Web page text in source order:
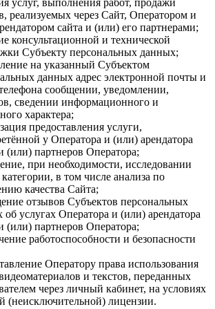
реализуемых через Сайт, Оператором и
сайта и (или) его партнерами;
консультационной и технической
Субъекту персональных данных;
на указанный Субъектом
данных адрес электронной почты и
сообщении, уведомлении,
сведении информационного и
характера;
предоставления услуги,
у Оператора и (или) арендатора
(или) партнеров Оператора;
при необходимости, исследовании
в том числе анализа по
качества Сайта;
отзывов Субъектов персональных
об услугах Оператора и (или) арендатора
(или) партнеров Оператора;
работоспособности и безопасности
Оператору права использования
и текстов, переданных
через личный кабинет, на условиях
(неисключительной) лицензии.